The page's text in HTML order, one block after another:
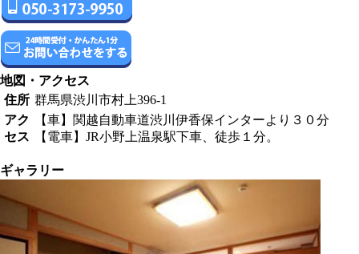
地図・アクセス
住所 群馬県渋川市村上396-1
アク
セス
【車】関越自動車道渋川伊香保インターより３０分
【電車】JR小野上温泉駅下車、徒歩１分。
ギャラリー